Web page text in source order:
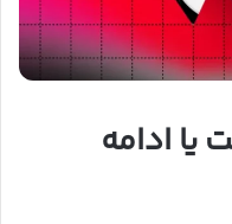
ادامه